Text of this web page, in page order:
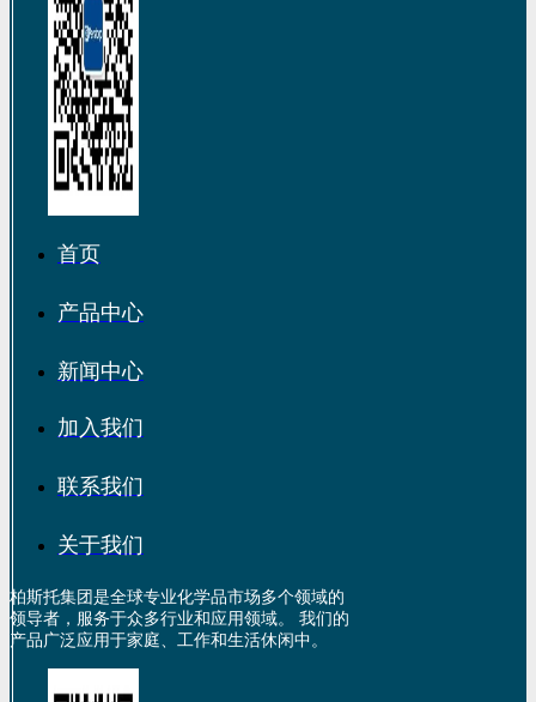
首页
产品中心
新闻中心
加入我们
联系我们
关于我们
柏斯托集团是全球专业化学品市场多个领域的
领导者，服务于众多行业和应用领域。 我们的
产品广泛应用于家庭、工作和生活休闲中。